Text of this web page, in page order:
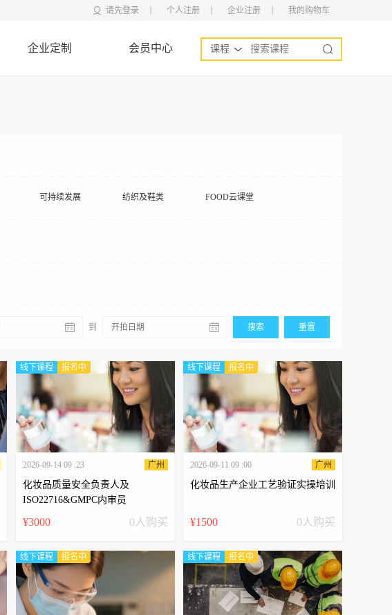
请先登录 个人注册 企业注册 我的购物车
企业定制 会员中心 课程
可持续发展 纺织及鞋类 FOOD云课堂
到 搜索 重置
线下课程 报名中
2026-09-14 09 :23 广州
化妆品质量安全负责人及
ISO22716&GMPC内审员
¥3000 0人购买
线下课程 报名中
2026-09-11 09 :00 广州
化妆品生产企业工艺验证实操培训
¥1500 0人购买
线下课程 报名中 线下课程 报名中